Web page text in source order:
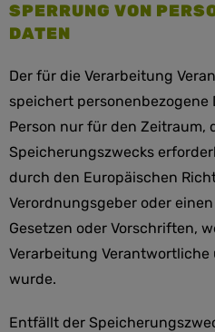
PERRUNG VON
ATEN
Der für die Verarbeitung
speichert personenbezogene
Person nur für den Zeitraum,
Speicherungszwecks
durch den Europäischen
Verordnungsgeber oder
Gesetzen oder Vorschriften,
Verarbeitung
wurde.
Entfällt der